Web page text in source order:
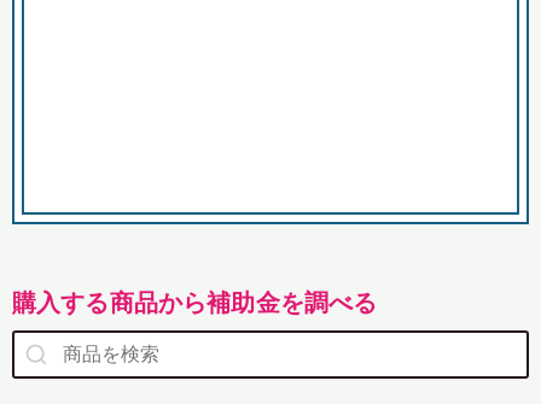
購入する商品から補助金を調べる